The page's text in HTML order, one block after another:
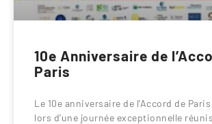
10e Anniversaire de
Paris
Le 10e anniversaire de l’Accord de
lors d’une journée exceptionnelle